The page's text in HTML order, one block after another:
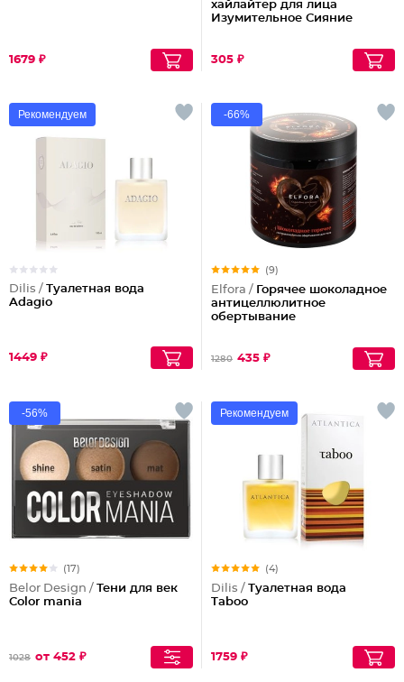
1679 ₽
хайлайтер для лица
Изумительное Сияние
305 ₽
Рекомендуем
Dilis / Туалетная вода
Adagio
1449 ₽
-66%
(9)
Elfora / Горячее шоколадное
антицеллюлитное
обертывание
1280 435 ₽
-56%
(17)
Belor Design / Тени для век
Color mania
1028 от 452 ₽
Рекомендуем
(4)
Dilis / Туалетная вода
Taboo
1759 ₽